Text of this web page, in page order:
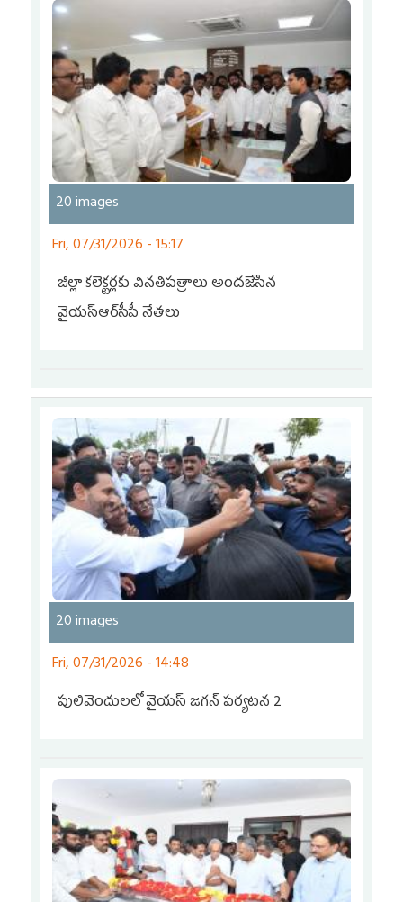
20 images
Fri, 07/31/2026 - 15:17
జిల్లా కలెక్టర్లకు వినతిపత్రాలు అందజేసిన
వైయ‌స్ఆర్‌సీపీ నేతలు
20 images
Fri, 07/31/2026 - 14:48
పులివెందులలో వైయస్‌ జగన్‌ పర్యటన 2